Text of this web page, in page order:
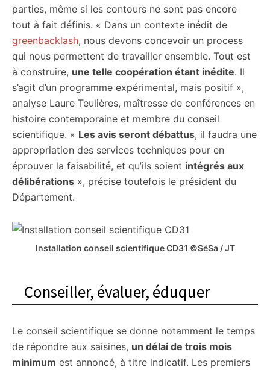
parties, même si les contours ne sont pas encore
tout à fait définis. « Dans un contexte inédit de
greenbacklash, nous devons concevoir un process
qui nous permettent de travailler ensemble. Tout est
à construire, une telle coopération étant inédite. Il
s’agit d’un programme expérimental, mais positif »,
analyse Laure Teulières, maîtresse de conférences en
histoire contemporaine et membre du conseil
scientifique. « Les avis seront débattus, il faudra une
appropriation des services techniques pour en
éprouver la faisabilité, et qu’ils soient intégrés aux
délibérations », précise toutefois le président du
Département.
Installation conseil scientifique CD31 ©SéSa / JT
Conseiller, évaluer, éduquer
Le conseil scientifique se donne notamment le temps
de répondre aux saisines, un délai de trois mois
minimum est annoncé, à titre indicatif. Les premiers